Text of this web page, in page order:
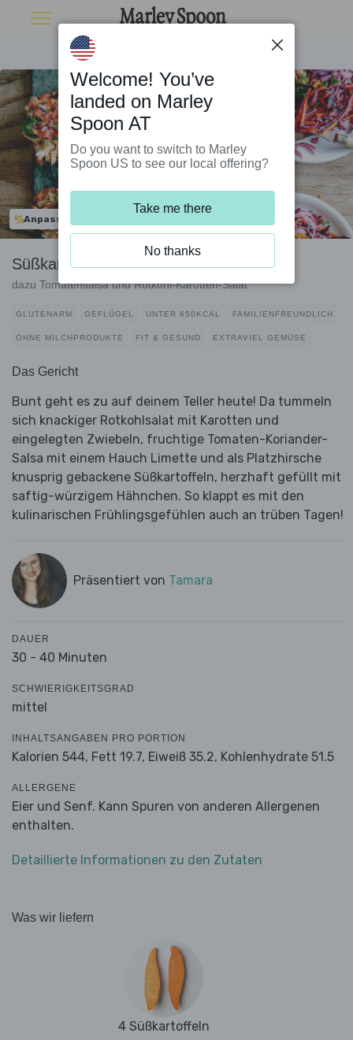
Anpassbar
Süßkartoffeln mit Hähnchenfüllung
dazu Tomatensalsa und Rotkohl-Karotten-Salat
GLUTENARM GEFLÜGEL UNTER 650KCAL FAMILIENFREUNDLICH
OHNE MILCHPRODUKTE FIT & GESUND EXTRAVIEL GEMÜSE
Das Gericht
Bunt geht es zu auf deinem Teller heute! Da tummeln
sich knackiger Rotkohlsalat mit Karotten und
eingelegten Zwiebeln, fruchtige Tomaten-Koriander-
Salsa mit einem Hauch Limette und als Platzhirsche
knusprig gebackene Süßkartoffeln, herzhaft gefüllt mit
saftig-würzigem Hähnchen. So klappt es mit den
kulinarischen Frühlingsgefühlen auch an trüben Tagen!
Präsentiert von Tamara
DAUER
30 - 40 Minuten
SCHWIERIGKEITSGRAD
mittel
INHALTSANGABEN PRO PORTION
Kalorien 544, Fett 19.7, Eiweiß 35.2, Kohlenhydrate 51.5
ALLERGENE
Eier und Senf. Kann Spuren von anderen Allergenen
enthalten.
Detaillierte Informationen zu den Zutaten
Was wir liefern
4 Süßkartoffeln
Welcome! You’ve
landed on Marley
Spoon AT
Do you want to switch to Marley
Spoon US to see our local offering?
Take me there
No thanks